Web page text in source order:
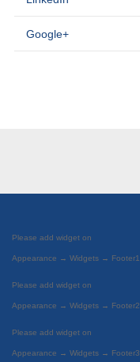
Google+
Please add widget on
Appearance → Widgets → Footer1
Please add widget on
Appearance → Widgets → Footer2
Please add widget on
Appearance → Widgets → Footer3